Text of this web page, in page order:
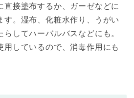
直接塗布するか、ガーゼなどに
す。湿布、化粧水作り、うがい
してハーバルバスなどにも。
用しているので、消毒作用にも